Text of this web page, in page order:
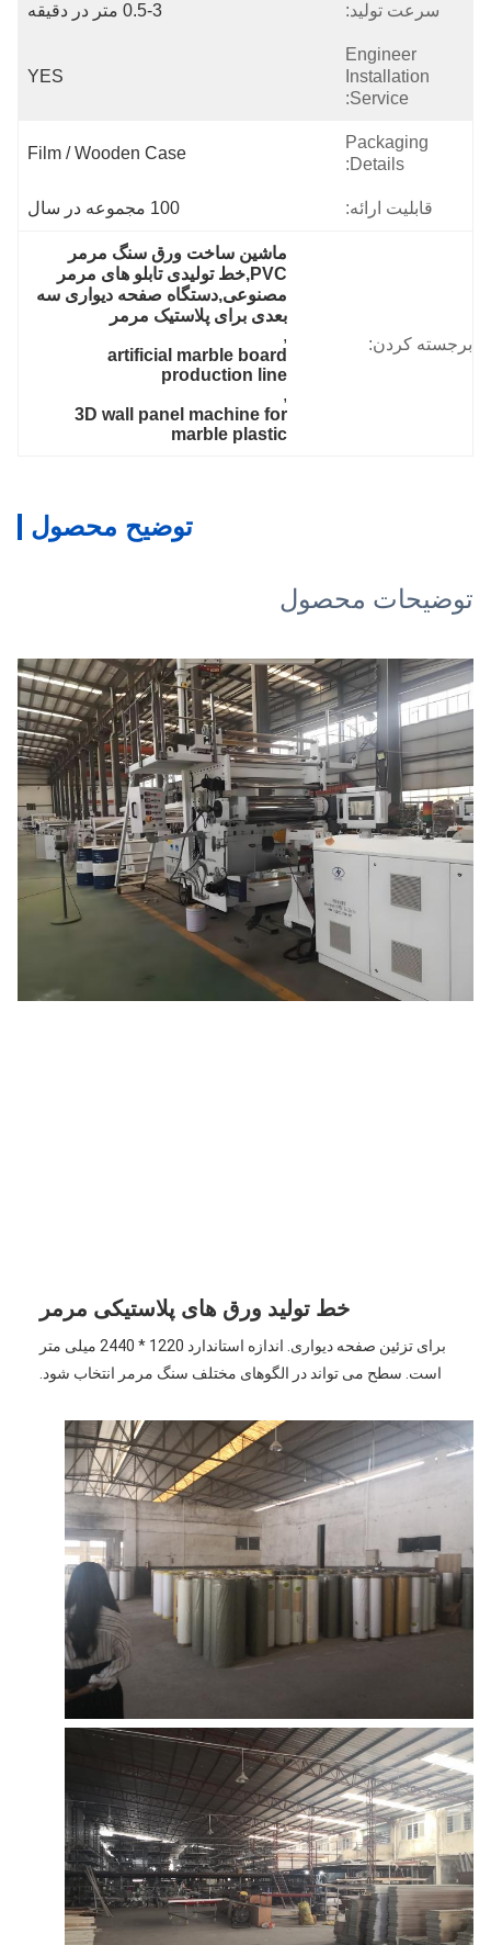
سرعت تولید: 0.5-3 متر در دقیقه
Engineer
Installation
Service:
YES
Packaging
Details:
Film / Wooden Case
قابلیت ارائه: 100 مجموعه در سال
برجسته کردن:
ماشین ساخت ورق سنگ مرمر
PVC,خط تولیدی تابلو های مرمر
مصنوعی,دستگاه صفحه دیواری سه
بعدی برای پلاستیک مرمر
artificial marble board
production line
3D wall panel machine for
marble plastic
توضیح محصول
توضیحات محصول
خط تولید ورق های پلاستیکی مرمر
است. سطح می تواند در الگوهای مختلف سنگ مرمر انتخاب شود.